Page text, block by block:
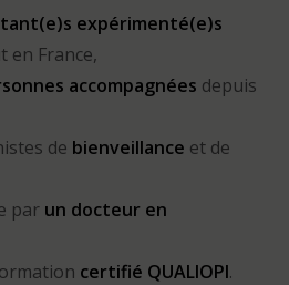
expérimenté(e)s
en France,
accompagnées depuis
de bienveillance et de
par un docteur en
certifié QUALIOPI.